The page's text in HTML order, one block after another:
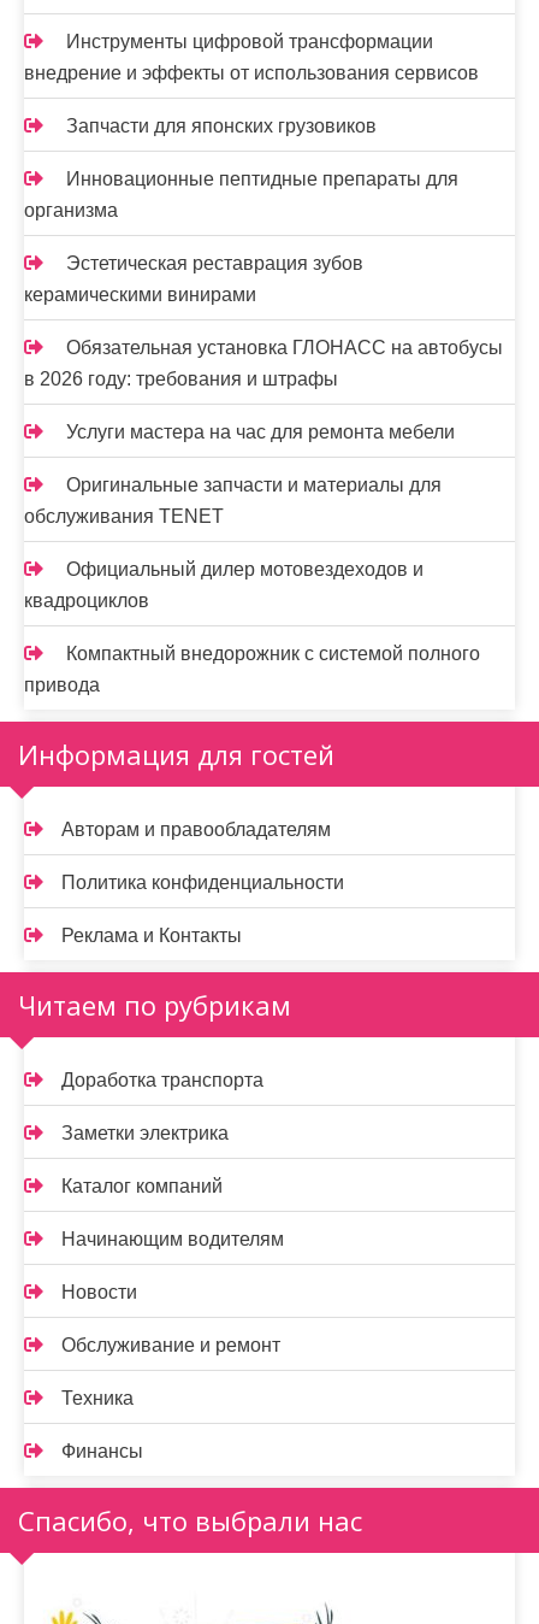
Инструменты цифровой трансформации
внедрение и эффекты от использования сервисов
Запчасти для японских грузовиков
Инновационные пептидные препараты для
организма
Эстетическая реставрация зубов
керамическими винирами
Обязательная установка ГЛОНАСС на автобусы
в 2026 году: требования и штрафы
Услуги мастера на час для ремонта мебели
Оригинальные запчасти и материалы для
обслуживания TENET
Официальный дилер мотовездеходов и
квадроциклов
Компактный внедорожник с системой полного
привода
Информация для гостей
Авторам и правообладателям
Политика конфиденциальности
Реклама и Контакты
Читаем по рубрикам
Доработка транспорта
Заметки электрика
Каталог компаний
Начинающим водителям
Новости
Обслуживание и ремонт
Техника
Финансы
Спасибо, что выбрали нас